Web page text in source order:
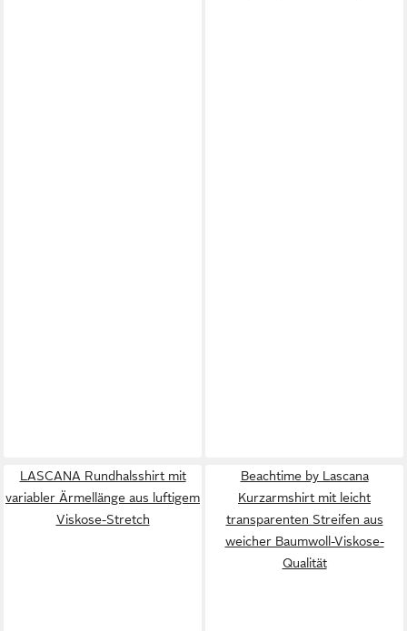
LASCANA Rundhalsshirt mit
variabler Ärmellänge aus luftigem
Viskose-Stretch
Beachtime by Lascana
Kurzarmshirt mit leicht
transparenten Streifen aus
weicher Baumwoll-Viskose-
Qualität